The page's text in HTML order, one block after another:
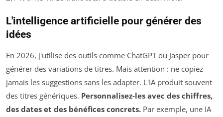
L'intelligence artificielle pour générer des
idées
En 2026, j'utilise des outils comme ChatGPT ou Jasper pour
générer des variations de titres. Mais attention : ne copiez
jamais les suggestions sans les adapter. L'IA produit souvent
des titres génériques. Personnalisez-les avec des chiffres,
des dates et des bénéfices concrets. Par exemple, une IA